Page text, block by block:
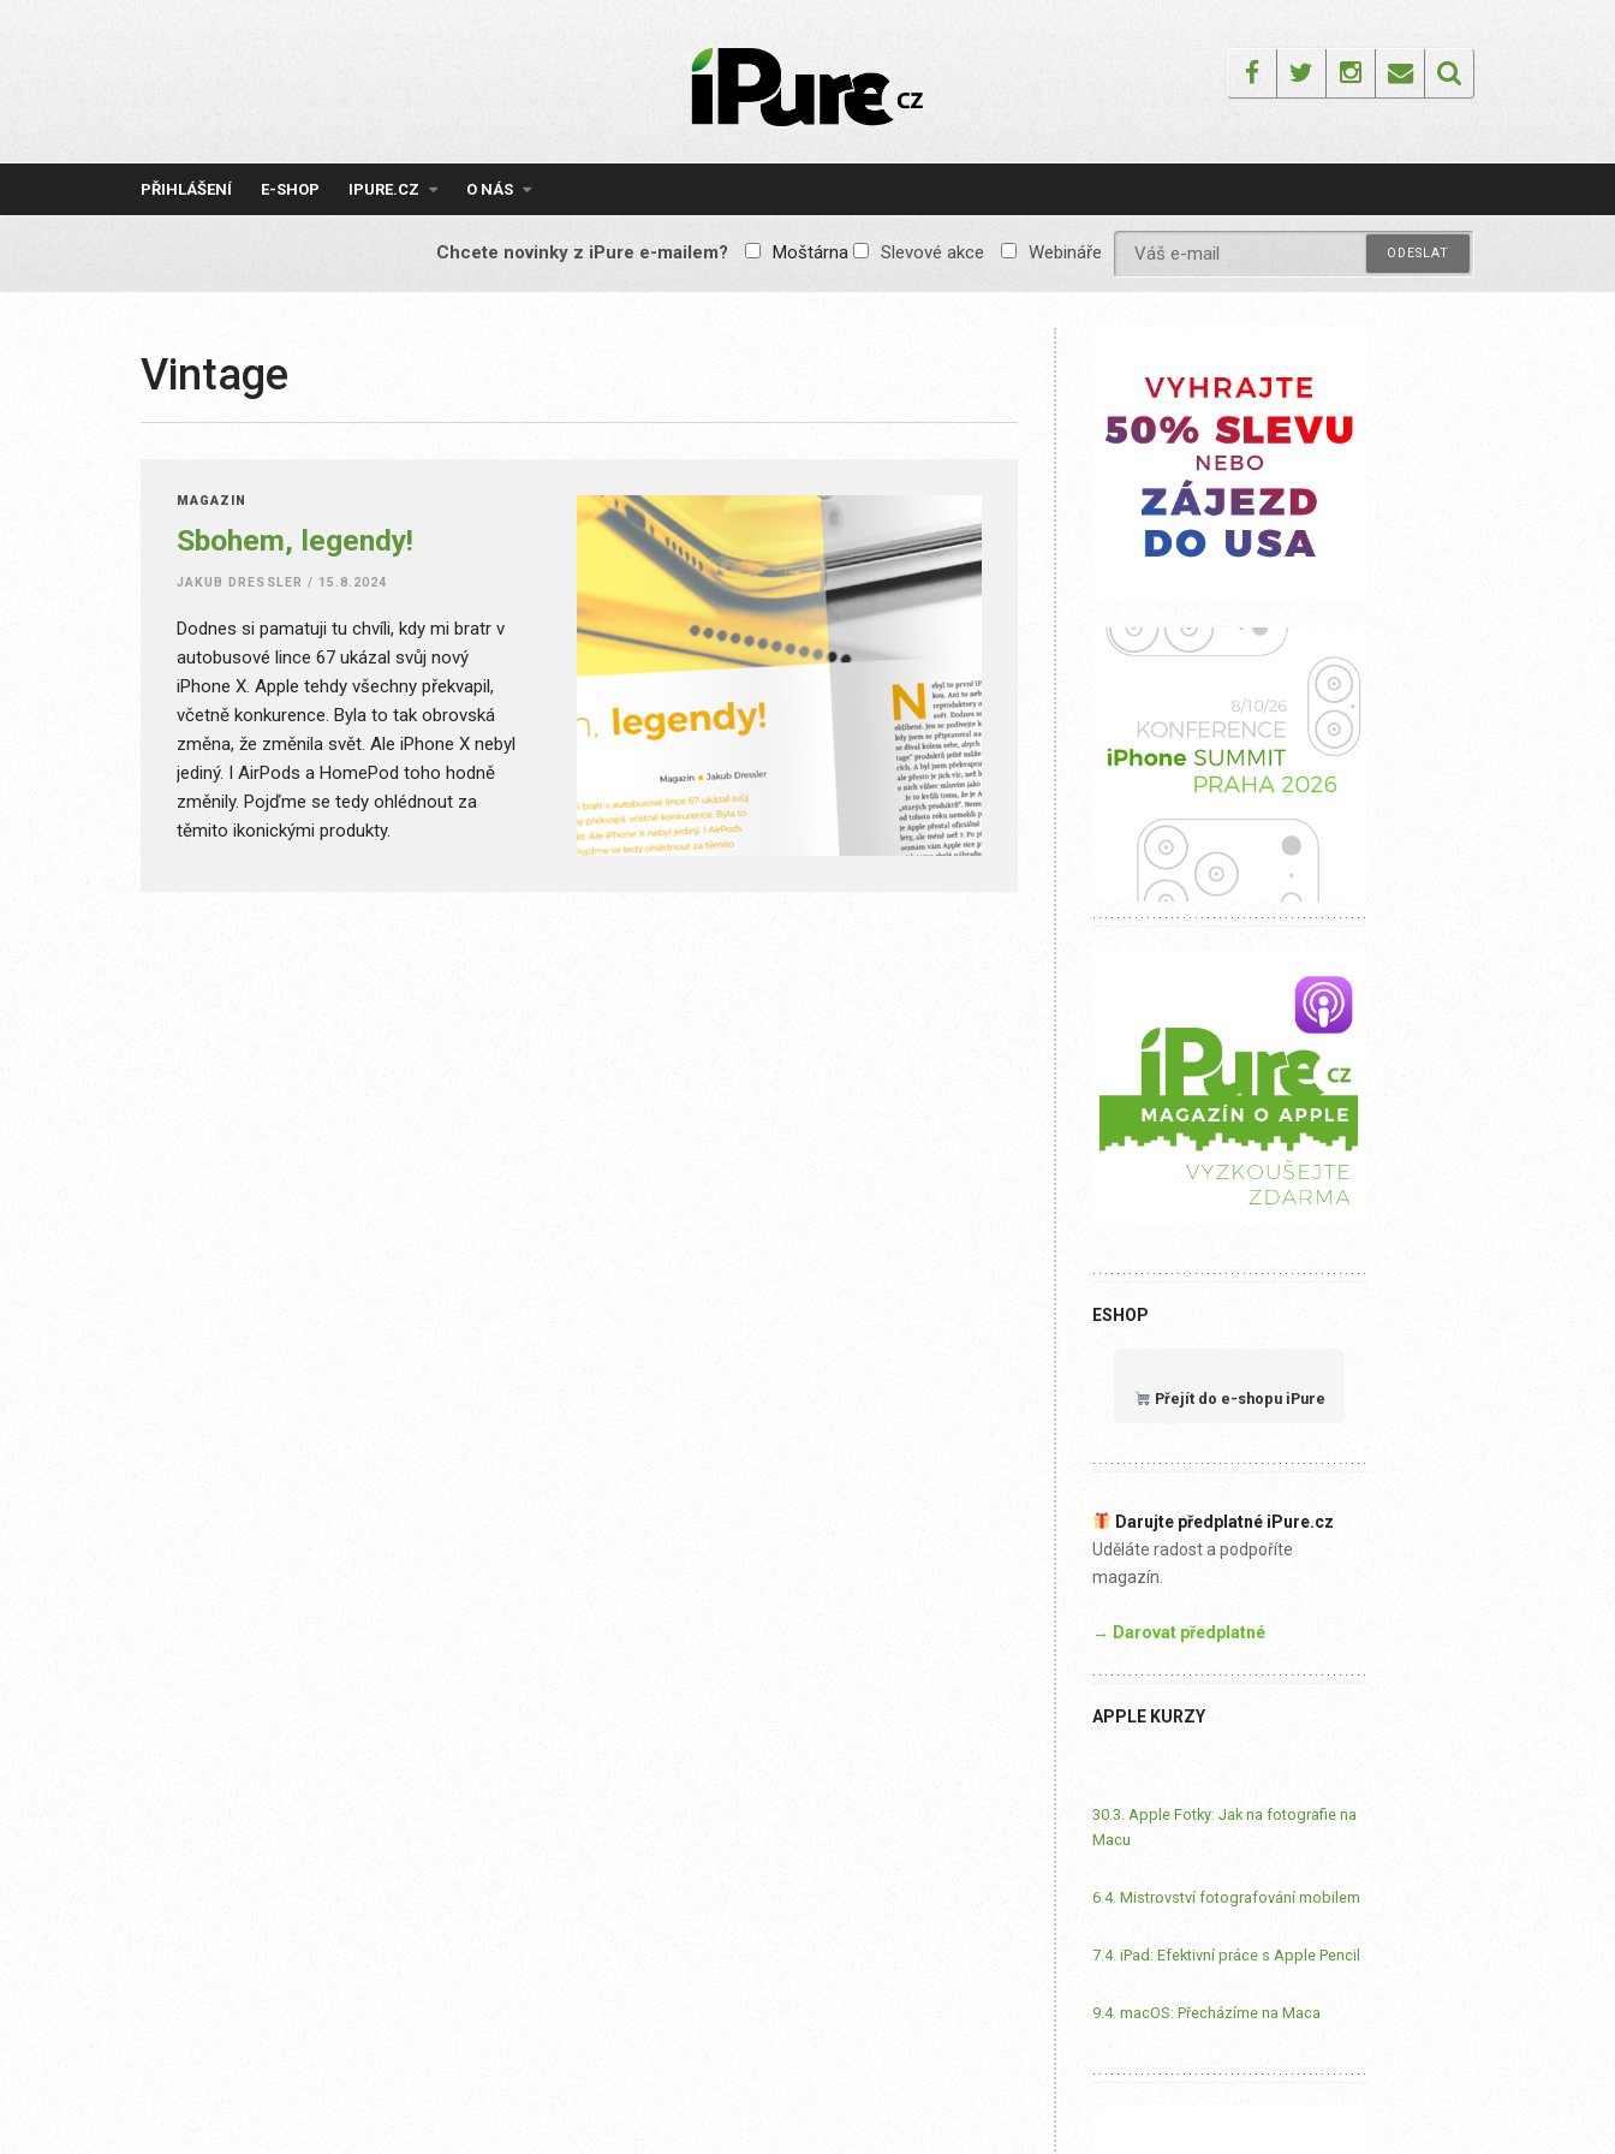
IPURE.CZ
Prémiový Apple e-
reklamy, žádné
obsah pro všechny
FacebookTwitterInstagram
Email
PŘIHLÁŠENÍ E-SHOP IPURE.CZ O NÁS
Chcete novinky z iPure e-mailem? Moštárna Slevové akce Webináře
Vintage
MAGAZÍN
Sbohem, legendy!
JAKUB DRESSLER / 15.8.2024
Dodnes si pamatuji tu chvíli, kdy mi bratr v
autobusové lince 67 ukázal svůj nový
iPhone X. Apple tehdy všechny překvapil,
včetně konkurence. Byla to tak obrovská
změna, že změnila svět. Ale iPhone X nebyl
jediný. I AirPods a HomePod toho hodně
změnily. Pojďme se tedy ohlédnout za
těmito ikonickými produkty.
ESHOP
Přejít do e-shopu iPure
Darujte předplatné iPure.cz
Uděláte radost a podpoříte
magazín.
→ Darovat předplatné
APPLE KURZY
30.3. Apple Fotky: Jak na fotografie na
Macu
6.4. Mistrovství fotografování mobilem
7.4. iPad: Efektivní práce s Apple Pencil
9.4. macOS: Přecházíme na Maca